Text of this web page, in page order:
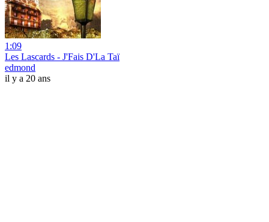
1:09
Les Lascards - J'Fais D'La Taï
edmond
il y a 20 ans